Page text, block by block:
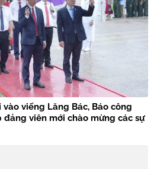
viếng Lăng Bác, Báo công
viên mới chào mừng các sự